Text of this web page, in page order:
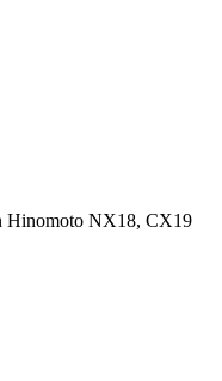
Hinomoto NX18, CX19